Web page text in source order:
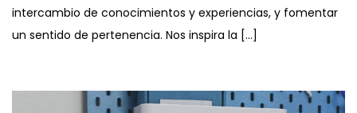
intercambio de conocimientos y experiencias, y fomentar
un sentido de pertenencia. Nos inspira la […]